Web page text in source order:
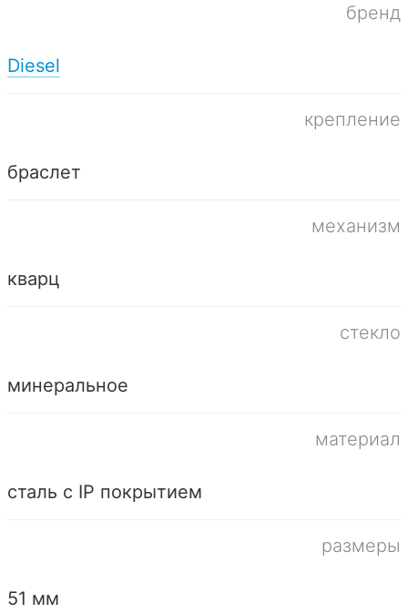
бренд
Diesel
крепление
браслет
механизм
кварц
стекло
минеральное
материал
сталь с IP покрытием
размеры
51 мм